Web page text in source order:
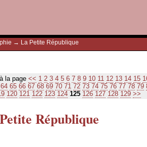
→ La Petite République
la page << 1 2 3 4 5 6 7 8 9 10 11 12 13 14 15
64 65 66 67 68 69 70 71 72 73 74 75 76 77 78 79
120 121 122 123 124 125 126 127 128 129 >>
République